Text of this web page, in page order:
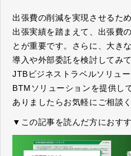
出張費の削減を実現させるた
出張実績を踏まえて、出張費
とが重要です。さらに、大き
導入や外部委託を検討してみ
JTBビジネストラベルソリュ
BTMソリューションを提供し
ありましたらお気軽にご相談く
▼この記事を読んだ方におす